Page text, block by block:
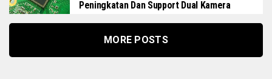
Peningkatan Dan Support Dual Kamera
MORE POSTS